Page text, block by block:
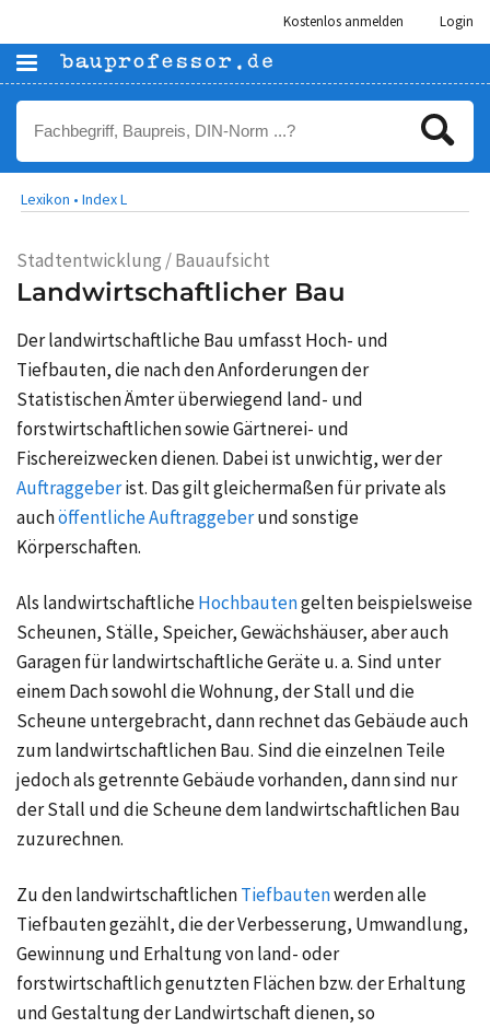
Kostenlos anmelden Login
Lexikon • Index L
Stadtentwicklung / Bauaufsicht
Landwirtschaftlicher Bau
Der landwirtschaftliche Bau umfasst Hoch- und
Tiefbauten, die nach den Anforderungen der
Statistischen Ämter überwiegend land- und
forstwirtschaftlichen sowie Gärtnerei- und
Fischereizwecken dienen. Dabei ist unwichtig, wer der
Auftraggeberist. Das gilt gleichermaßen für private als
auchöffentliche Auftraggeberund sonstige
Körperschaften.
Als landwirtschaftlicheHochbautengelten beispielsweise
Scheunen, Ställe, Speicher, Gewächshäuser, aber auch
Garagen für landwirtschaftliche Geräte u. a. Sind unter
einem Dach sowohl die Wohnung, der Stall und die
Scheune untergebracht, dann rechnet das Gebäude auch
zum landwirtschaftlichen Bau. Sind die einzelnen Teile
jedoch als getrennte Gebäude vorhanden, dann sind nur
der Stall und die Scheune dem landwirtschaftlichen Bau
zuzurechnen.
Zu den landwirtschaftlichenTiefbautenwerden alle
Tiefbauten gezählt, die der Verbesserung, Umwandlung,
Gewinnung und Erhaltung von land- oder
forstwirtschaftlich genutzten Flächen bzw. der Erhaltung
und Gestaltung der Landwirtschaft dienen, so